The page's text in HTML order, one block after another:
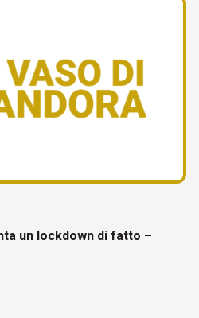
un lockdown di fatto –